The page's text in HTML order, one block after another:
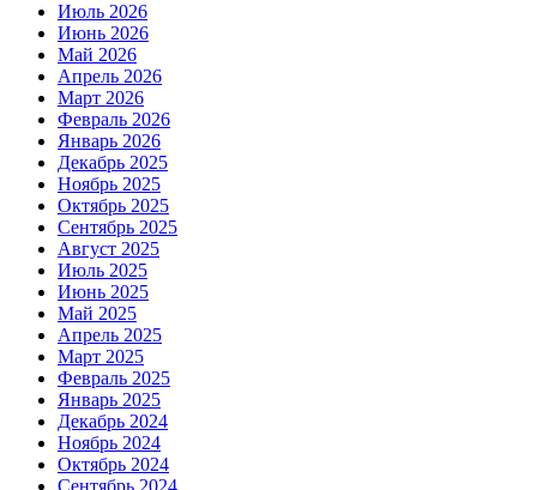
Июль 2026
Июнь 2026
Май 2026
Апрель 2026
Март 2026
Февраль 2026
Январь 2026
Декабрь 2025
Ноябрь 2025
Октябрь 2025
Сентябрь 2025
Август 2025
Июль 2025
Июнь 2025
Май 2025
Апрель 2025
Март 2025
Февраль 2025
Январь 2025
Декабрь 2024
Ноябрь 2024
Октябрь 2024